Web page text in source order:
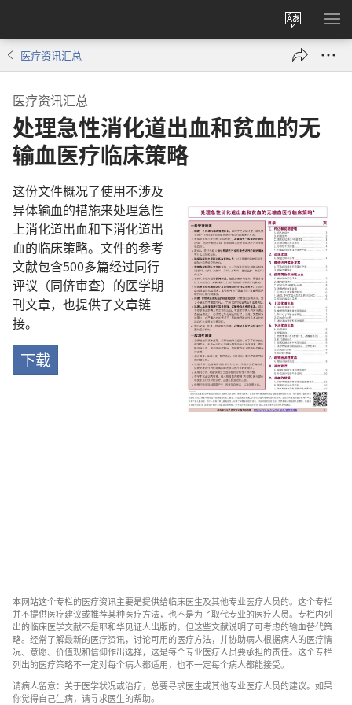
更
改
网
言
显
医疗资讯汇总
医疗资讯汇总
处理急性消化道出血和贫血的无
输血医疗临床策略
这份文件概况了使用不涉及
异体输血的措施来处理急性
上消化道出血和下消化道出
血的临床策略。文件的参考
文献包含500多篇经过同行
评议（同侪审查）的医学期
刊文章，也提供了文章链
接。
下载
本网站这个专栏的医疗资讯主要是提供给临床医生及其他专业医疗人员的。这个专栏
并不提供医疗建议或推荐某种医疗方法，也不是为了取代专业的医疗人员。专栏内列
出的临床医学文献不是耶和华见证人出版的，但这些文献说明了可考虑的输血替代策
略。经常了解最新的医疗资讯，讨论可用的医疗方法，并协助病人根据病人的医疗情
况、意愿、价值观和信仰作出选择，这是每个专业医疗人员要承担的责任。这个专栏
列出的医疗策略不一定对每个病人都适用，也不一定每个病人都能接受。
请病人留意：关于医学状况或治疗，总要寻求医生或其他专业医疗人员的建议。如果
你觉得自己生病，请寻求医生的帮助。